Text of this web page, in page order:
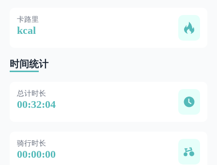
卡路里
kcal
时间统计
总计时长
00:32:04
骑行时长
00:00:00